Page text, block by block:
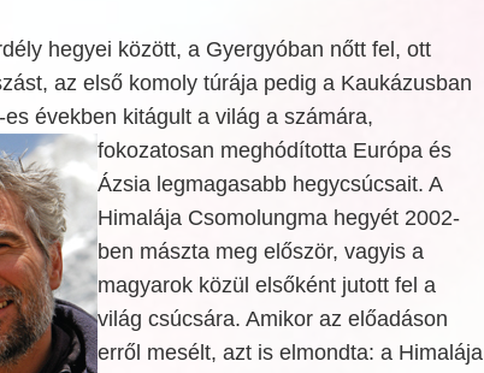
hegyei között, a Gyergyóban nőtt fel, ott
az első komoly túrája pedig a Kaukázusban
években kitágult a világ a számára,
fokozatosan meghódította Európa és
Ázsia legmagasabb hegycsúcsait. A
Himalája Csomolungma hegyét 2002-
ben mászta meg először, vagyis a
magyarok közül elsőként jutott fel a
világ csúcsára. Amikor az előadáson
erről mesélt, azt is elmondta: a Himalája